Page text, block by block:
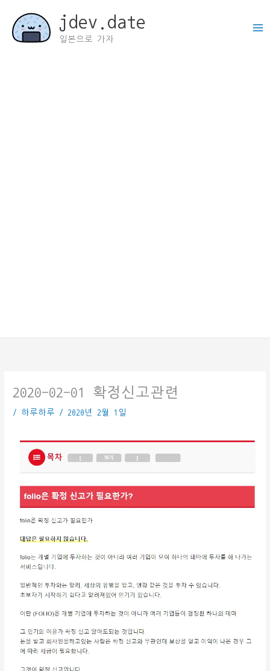
jdev.date
일본으로 가자
2020-02-01 확정신고관련
/ 하루하루 / 2020년 2월 1일